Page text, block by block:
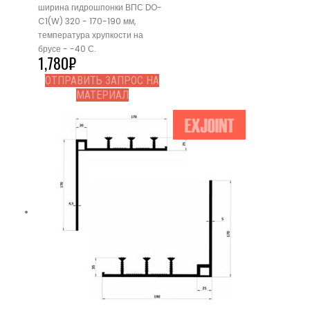
ширина гидрошпонки ВПС DO-
C1(W) 320 - 170-190 мм,
температура хрупкости на
брусе - -40 С.
1,780₽
ОТПРАВИТЬ ЗАПРОС НА
МАТЕРИАЛ